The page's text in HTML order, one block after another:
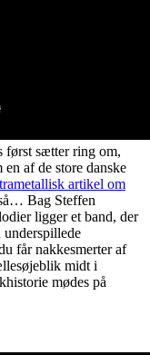
først sætter ring om,
af de store danske
artikel om
Bag Steffen
ligger et band, der
underspillede
får nakkesmerter af
midt i
mødes på